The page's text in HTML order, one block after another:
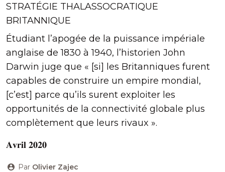
STRATÉGIE THALASSOCRATIQUE
BRITANNIQUE
Étudiant l’apogée de la puissance impériale
anglaise de 1830 à 1940, l’historien John
Darwin juge que « [si] les Britanniques furent
capables de construire un empire mondial,
[c’est] parce qu’ils surent exploiter les
opportunités de la connectivité globale plus
complètement que leurs rivaux ».
𝐀𝐯𝐫𝐢𝐥 𝟐𝟎𝟐𝟎
Par Olivier Zajec